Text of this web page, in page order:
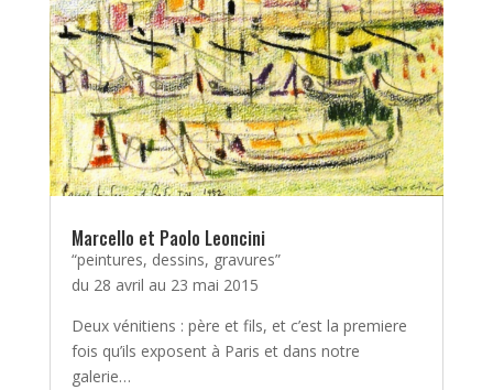
Marcello et Paolo Leoncini
“peintures, dessins, gravures”
du 28 avril au 23 mai 2015
Deux vénitiens : père et fils, et c’est la premiere
fois qu’ils exposent à Paris et dans notre
galerie…